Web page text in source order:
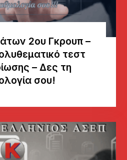
2ου Γκρουπ –
τεστ
– Δες τη
σου!